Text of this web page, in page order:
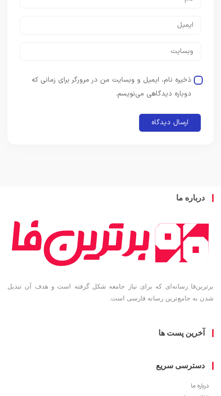
ذخیره نام، ایمیل و وبسایت من در مرورگر برای زمانی که
دوباره دیدگاهی می‌نویسم.
ما
رسانه‌ای که برای نیاز جامعه شکل گرفته است و هدف آن تبدیل
جامع‌ترین رسانه فارسی است.
پست ها
سریع